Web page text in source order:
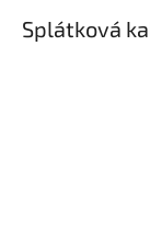
Splátková